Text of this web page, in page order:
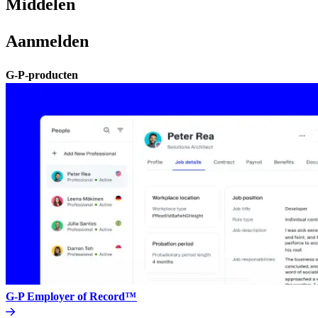
Middelen​​
Aanmelden​​
G-P-producten​​
G-P Employer of Record™​​